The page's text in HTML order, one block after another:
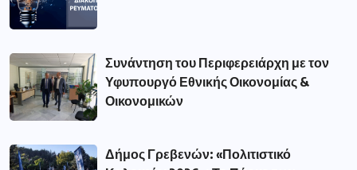
Συνάντηση του Περιφερειάρχη με τον
Υφυπουργό Εθνικής Οικονομίας &
Οικονομικών
Δήμος Γρεβενών: «Πολιτιστικό